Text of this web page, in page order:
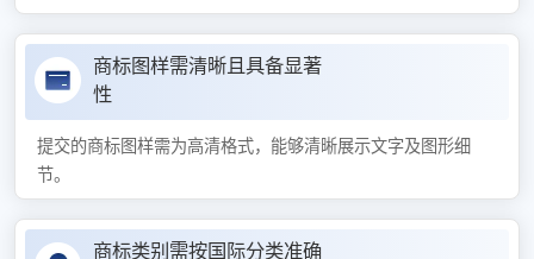
商标图样需清晰且具备显著
性
提交的商标图样需为高清格式，能够清晰展示文字及图形细
节。
商标类别需按国际分类准确